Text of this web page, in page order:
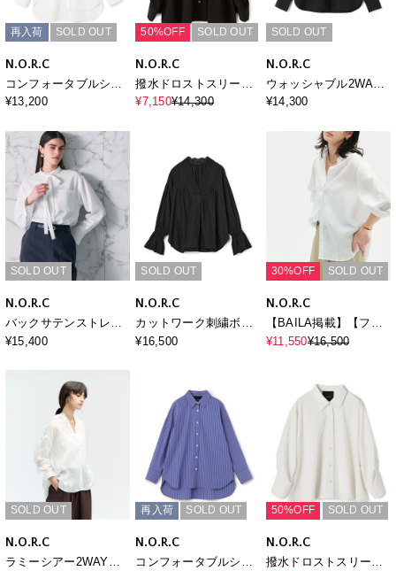
再入荷 SOLD OUT
N.O.R.C
コンフォータブルシャ
ツ
¥13,200
50%OFF SOLD OUT
N.O.R.C
撥水ドロストスリーブ
シャツ【NYLON
¥7,150¥14,300
SOLD OUT
N.O.R.C
ウォッシャブル2WAY
バンドカラーシャツ
¥14,300
SOLD OUT
N.O.R.C
バックサテンストレッ
チボウタイブラウス
¥15,400
SOLD OUT
N.O.R.C
カットワーク刺繍ボリ
ュームスリーブブラウ
¥16,500
30%OFF SOLD OUT
N.O.R.C
【BAILA掲載】【フレ
ンチリネン】ガールフ
¥11,550¥16,500
SOLD OUT
N.O.R.C
ラミーシアー2WAYシ
再入荷 SOLD OUT
N.O.R.C
コンフォータブルシャ
50%OFF SOLD OUT
N.O.R.C
撥水ドロストスリーブ